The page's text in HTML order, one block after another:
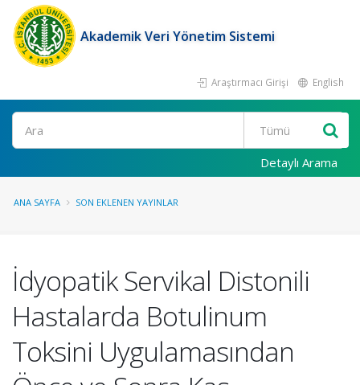
Akademik Veri Yönetim Sistemi
Araştırmacı Girişi English
Ara
Detaylı Arama
ANA SAYFA SON EKLENEN YAYINLAR
İdyopatik Servikal Distonili
Hastalarda Botulinum
Toksini Uygulamasından